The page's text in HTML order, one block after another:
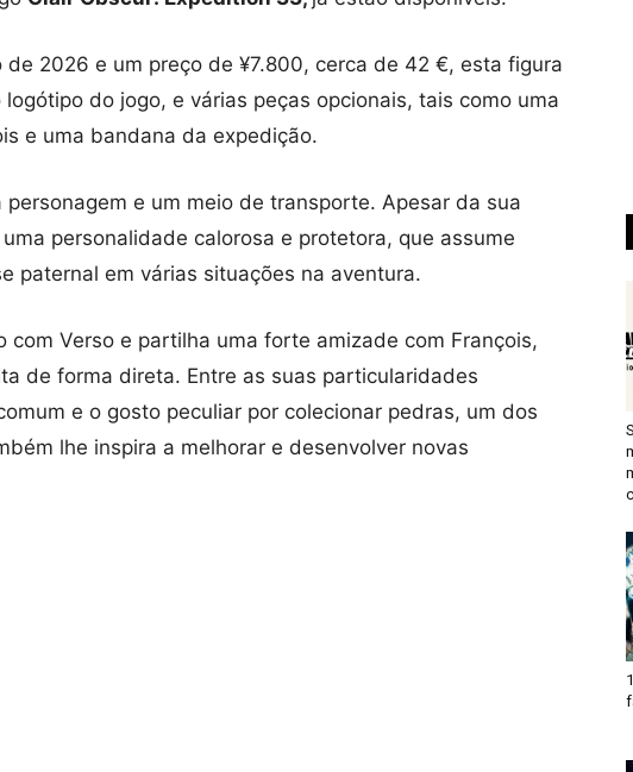
de 2026 e um preço de ¥7.800, cerca de 42 €, esta figura
do jogo, e várias peças opcionais, tais como uma
e uma bandana da expedição.
e um meio de transporte. Apesar da sua
personalidade calorosa e protetora, que assume
paternal em várias situações na aventura.
com Verso e partilha uma forte amizade com François,
de forma direta. Entre as suas particularidades
e o gosto peculiar por colecionar pedras, um dos
lhe inspira a melhorar e desenvolver novas